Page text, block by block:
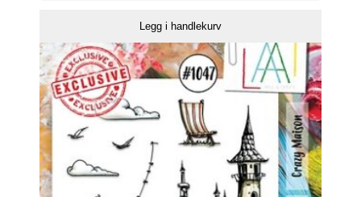
–
773
antall
Legg i handlekurv